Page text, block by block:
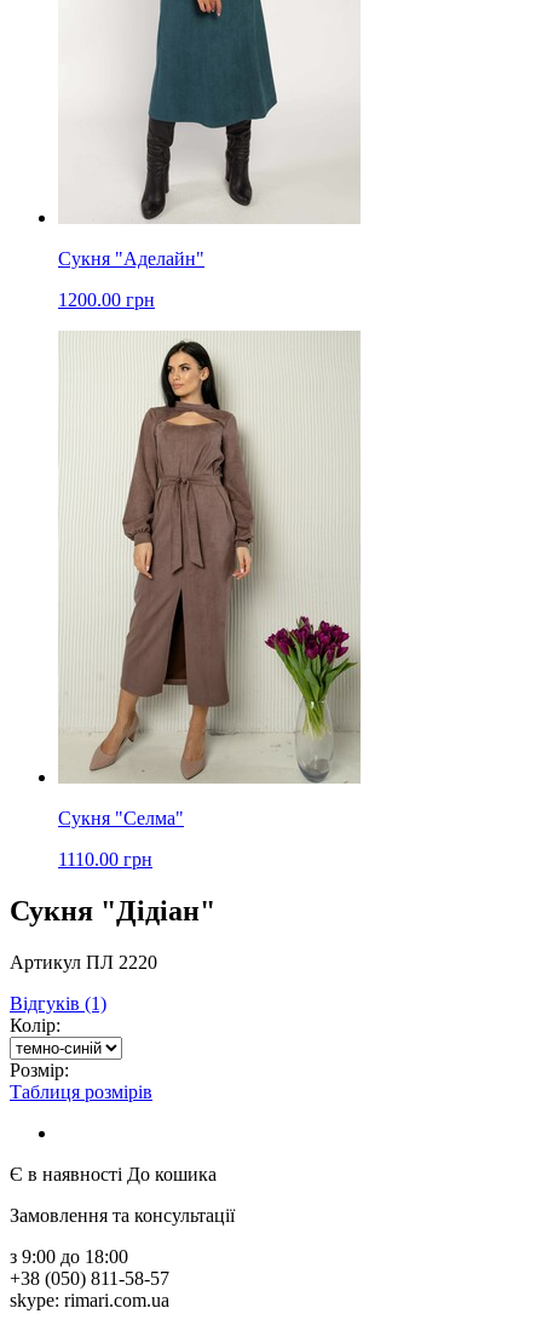
Сукня "Аделайн"
1200.00 грн
Сукня "Селма"
1110.00 грн
Сукня "Дідіан"
Артикул ПЛ 2220
Відгуків (1)
Колір:
Розмір:
Таблиця розмірів
Є в наявності До кошика
Замовлення та консультації
з 9:00 до 18:00
+38 (050) 811-58-57
skype: rimari.com.ua